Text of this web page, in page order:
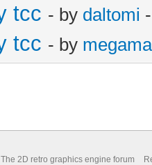
tcc - by daltomi
tcc - by
2D retro graphics engine forum